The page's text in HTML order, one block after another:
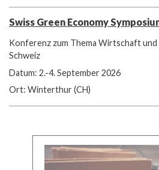
Swiss Green Economy
Konferenz zum Thema Wirtschaft
Schweiz
Datum: 2.-4. September 2026
Ort: Winterthur (CH)